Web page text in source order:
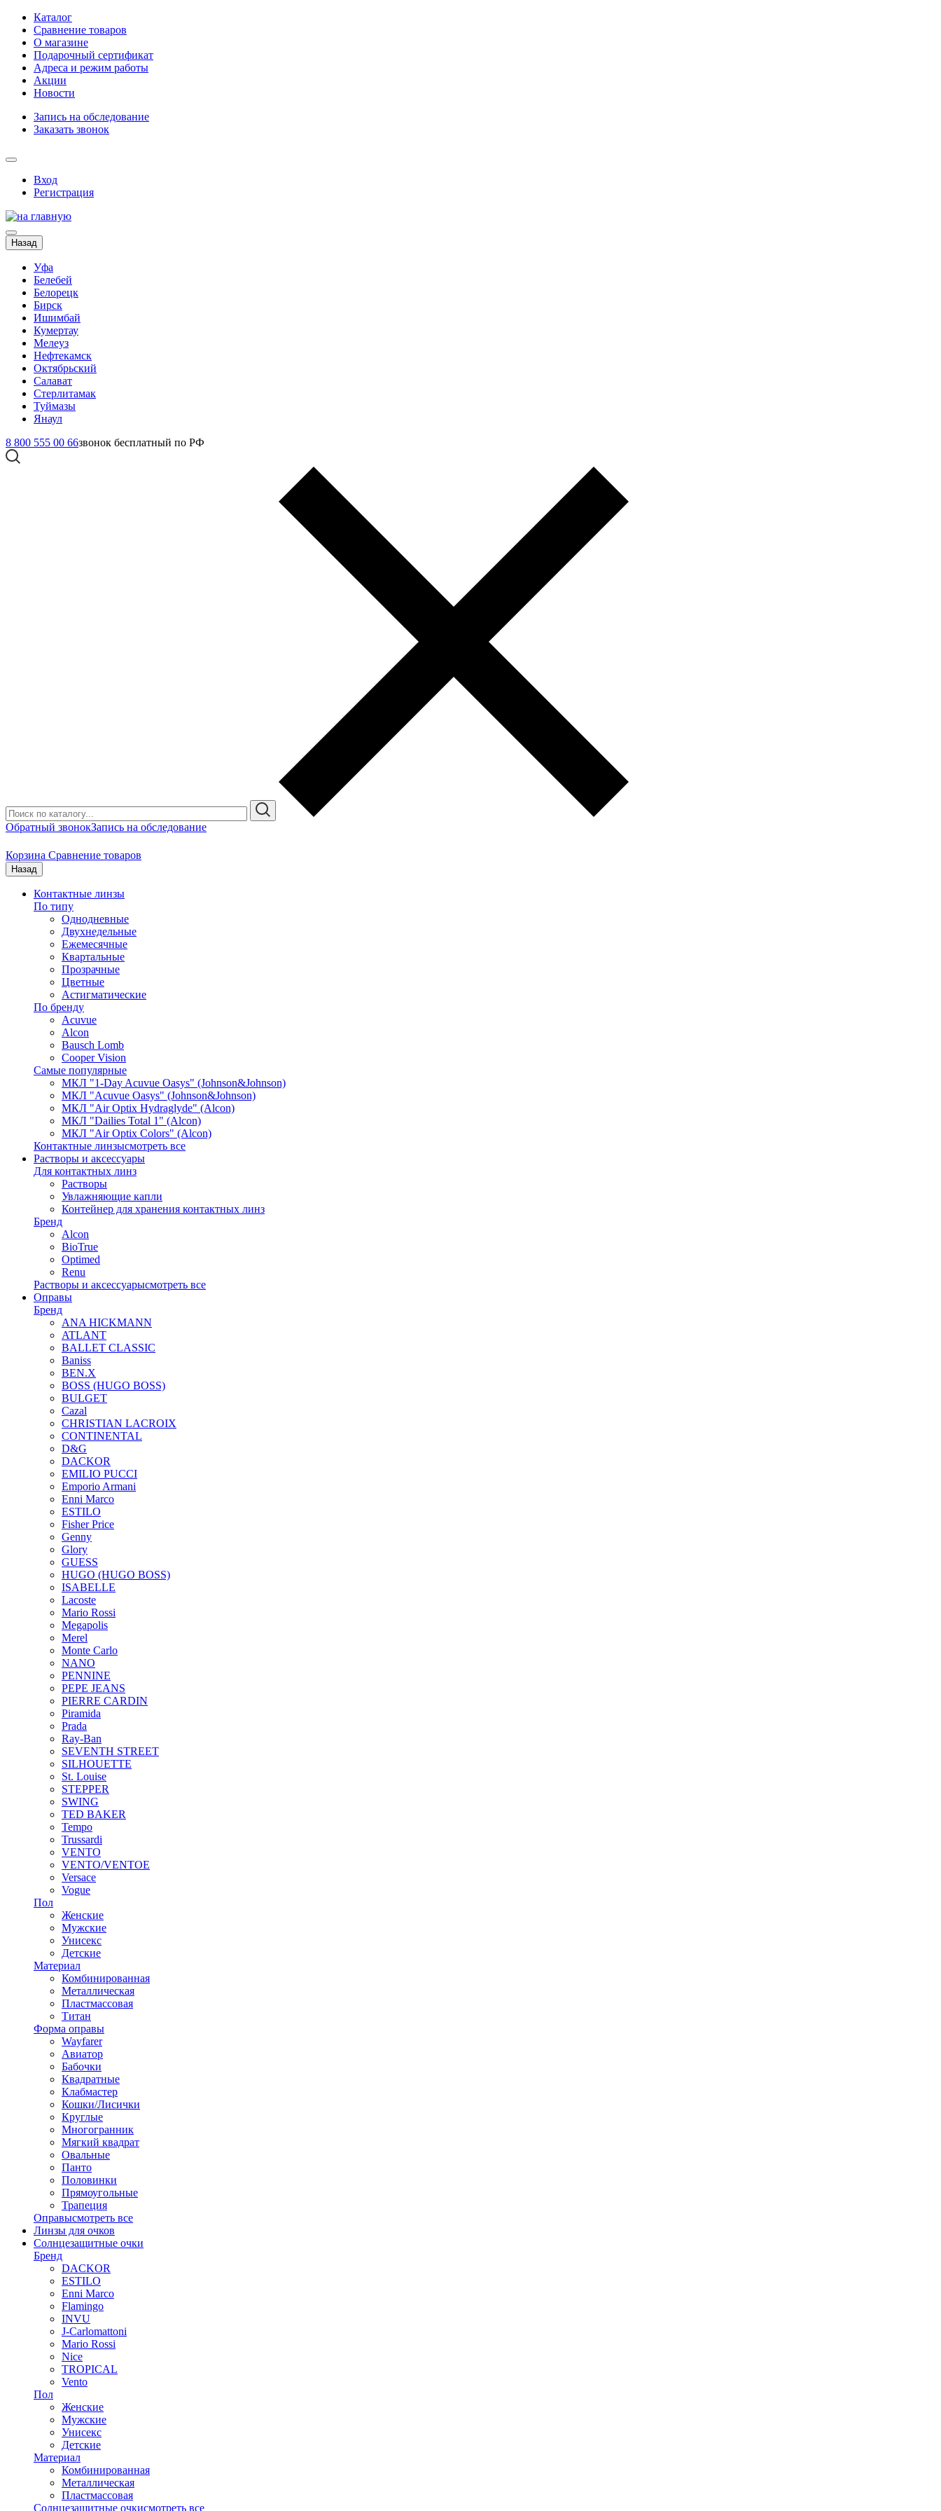
Каталог
Сравнение товаров
О магазине
Подарочный сертификат
Адреса и режим работы
Акции
Новости
Запись на обследование
Заказать звонок
Вход
Регистрация
Назад
Уфа
Белебей
Белорецк
Бирск
Ишимбай
Кумертау
Мелеуз
Нефтекамск
Октябрьский
Салават
Стерлитамак
Туймазы
Янаул
8 800 555 00 66звонок бесплатный по РФ
Обратный звонокЗапись на обследование
Корзина Сравнение товаров
Назад
Контактные линзы
По типу
Однодневные
Двухнедельные
Ежемесячные
Квартальные
Прозрачные
Цветные
Астигматические
По бренду
Acuvue
Alcon
Bausch Lomb
Cooper Vision
Самые популярные
МКЛ "1-Day Acuvue Oasys" (Johnson&Johnson)
МКЛ "Acuvue Oasys" (Johnson&Johnson)
МКЛ "Air Optix Hydraglyde" (Alcon)
МКЛ "Dailies Total 1" (Alcon)
МКЛ "Air Optix Colors" (Alcon)
Контактные линзысмотреть все
Растворы и аксессуары
Для контактных линз
Растворы
Увлажняющие капли
Контейнер для хранения контактных линз
Бренд
Alcon
BioTrue
Optimed
Renu
Растворы и аксессуарысмотреть все
Оправы
Бренд
ANA HICKMANN
ATLANT
BALLET CLASSIC
Baniss
BEN.X
BOSS (HUGO BOSS)
BULGET
Cazal
CHRISTIAN LACROIX
CONTINENTAL
D&G
DACKOR
EMILIO PUCCI
Emporio Armani
Enni Marco
ESTILO
Fisher Price
Genny
Glory
GUESS
HUGO (HUGO BOSS)
ISABELLE
Lacoste
Mario Rossi
Megapolis
Merel
Monte Carlo
NANO
PENNINE
PEPE JEANS
PIERRE CARDIN
Piramida
Prada
Ray-Ban
SEVENTH STREET
SILHOUETTE
St. Louise
STEPPER
SWING
TED BAKER
Tempo
Trussardi
VENTO
VENTO/VENTOE
Versace
Vogue
Пол
Женские
Мужские
Унисекс
Детские
Материал
Комбинированная
Металлическая
Пластмассовая
Титан
Форма оправы
Wayfarer
Авиатор
Бабочки
Квадратные
Клабмастер
Кошки/Лисички
Круглые
Многогранник
Мягкий квадрат
Овальные
Панто
Половинки
Прямоугольные
Трапеция
Оправысмотреть все
Линзы для очков
Солнцезащитные очки
Бренд
DACKOR
ESTILO
Enni Marco
Flamingo
INVU
J-Carlomattoni
Mario Rossi
Nice
TROPICAL
Vento
Пол
Женские
Мужские
Унисекс
Детские
Материал
Комбинированная
Металлическая
Пластмассовая
Солнцезащитные очкисмотреть все